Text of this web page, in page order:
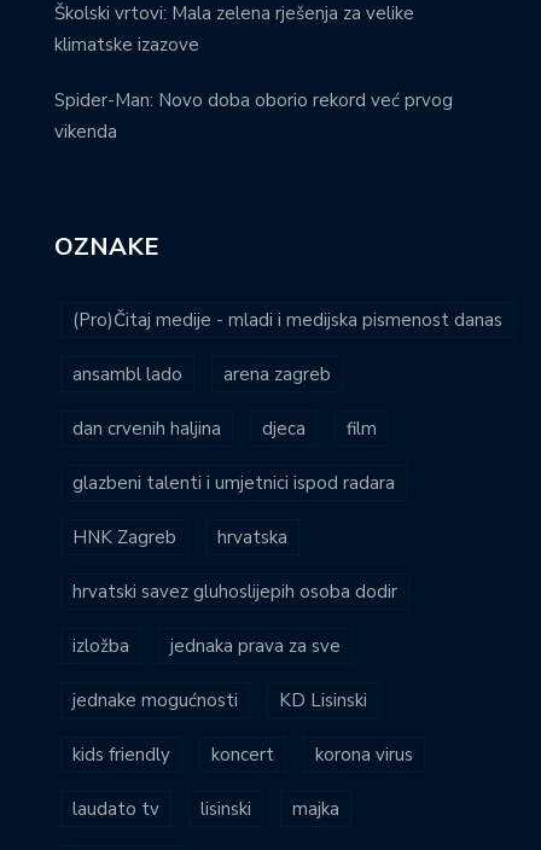
Školski vrtovi: Mala zelena rješenja za velike
klimatske izazove
Spider-Man: Novo doba oborio rekord već prvog
vikenda
OZNAKE
(Pro)Čitaj medije - mladi i medijska pismenost danas
ansambl lado arena zagreb
dan crvenih haljina djeca film
glazbeni talenti i umjetnici ispod radara
HNK Zagreb hrvatska
hrvatski savez gluhoslijepih osoba dodir
izložba jednaka prava za sve
jednake mogućnosti KD Lisinski
kids friendly koncert korona virus
laudato tv lisinski majka